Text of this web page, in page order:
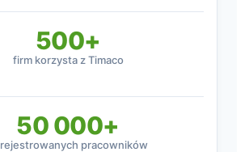
500+
firm korzysta z Timaco
50 000+
pracowników